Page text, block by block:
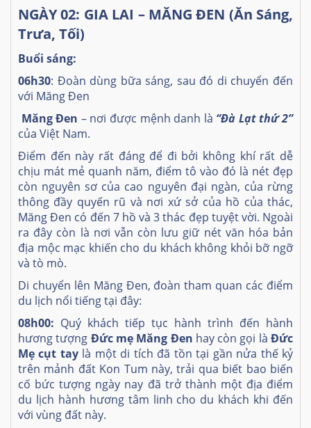
NGÀY 02: GIA LAI – MĂNG ĐEN (Ăn Sáng,
Trưa, Tối)
Buổi sáng:
06h30: Đoàn dùng bữa sáng, sau đó di chuyển đến
với Măng Đen
Măng Đen – nơi được mệnh danh là “Đà Lạt thứ 2”
của Việt Nam.
Điểm đến này rất đáng để đi bởi không khí rất dễ
chịu mát mẻ quanh năm, điểm tô vào đó là nét đẹp
còn nguyên sơ của cao nguyên đại ngàn, của rừng
thông đầy quyến rũ và nơi xứ sở của hồ của thác,
Măng Đen có đến 7 hồ và 3 thác đẹp tuyệt vời. Ngoài
ra đây còn là nơi vẫn còn lưu giữ nét văn hóa bản
địa mộc mạc khiến cho du khách không khỏi bỡ ngỡ
và tò mò.
Di chuyển lên Măng Đen, đoàn tham quan các điểm
du lịch nổi tiếng tại đây:
08h00: Quý khách tiếp tục hành trình đến hành
hương tượng Đức mẹ Măng Đen hay còn gọi làĐức
Mẹ cụt taylà một di tích đã tồn tại gần nửa thế kỷ
trên mảnh đất Kon Tum này, trải qua biết bao biến
cố bức tượng ngày nay đã trở thành một địa điểm
du lịch hành hương tâm linh cho du khách khi đến
với vùng đất này.